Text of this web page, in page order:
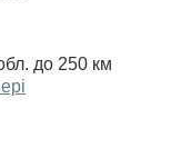
до 250 км